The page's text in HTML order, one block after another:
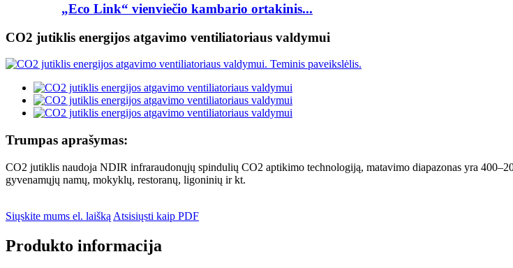
„Eco Link“ vienviečio kambario ortakinis...
CO2 jutiklis energijos atgavimo ventiliatoriaus valdymui
Trumpas aprašymas:
CO2 jutiklis naudoja NDIR infraraudonųjų spindulių CO2 aptikimo technologiją, matavimo diapazonas yra
gyvenamųjų namų, mokyklų, restoranų, ligoninių ir kt.
Siųskite mums el. laišką Atsisiųsti kaip PDF
Produkto informacija